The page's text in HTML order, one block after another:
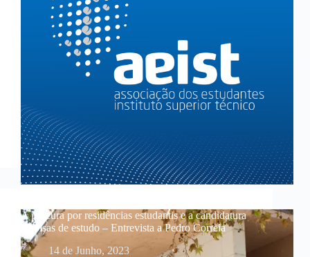
A procura por residências estudantis e a candidatura
a bolsas de estudo – Entrevista a Pedro Correia
14 de Junho, 2023